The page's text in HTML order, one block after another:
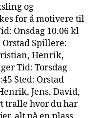
og
for å motivere til
Onsdag 10.06 kl
Orstad Spillere:
Henrik,
Tid: Torsdag
Sted: Orstad
Jens, David,
tralle hvor du har